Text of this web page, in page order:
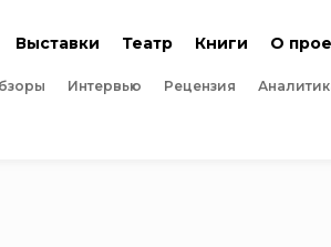
Выставки Театр Книги О
Интервью Рецензия